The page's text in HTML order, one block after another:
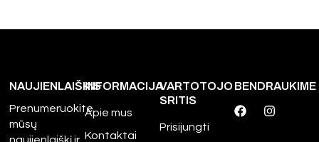
NAUJIENLAIŠKIS
Prenumeruokite
mūsų
INFORMACIJA
Apie mus
Kontaktai
VARTOTOJO
SRITIS
Prisijungti
BENDRAUKIME